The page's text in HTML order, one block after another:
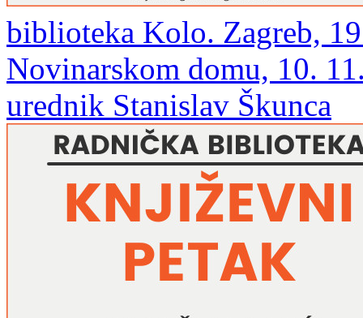
biblioteka Kolo. Zagreb,
Novinarskom domu, 10.
urednik Stanislav Škunca